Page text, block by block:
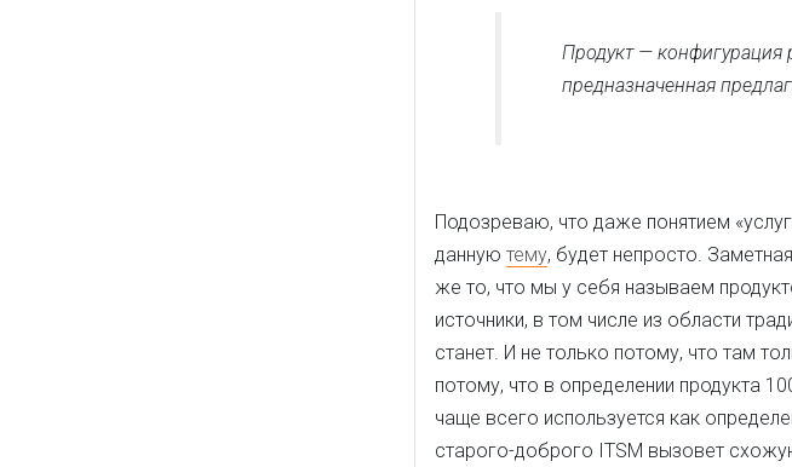
Продукт — конфигурация
предназначенная
Подозреваю, что даже понятием
данную тему, будет непросто.
же то, что мы у себя называем
источники, в том числе из области
станет. И не только потому, что там
потому, что в определении продукта
чаще всего используется как
старого-доброго ITSM вызовет